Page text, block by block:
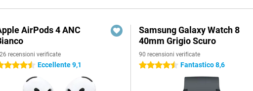
AirPods 4 ANC
recensioni verificate
stelle Eccellente 9,1
Samsung Galaxy Watch 8
40mm Grigio Scuro
90 recensioni verificate
4.5 stelle Fantastico 8,6